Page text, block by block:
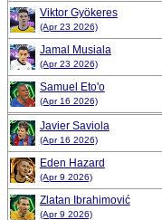
Viktor Gyökeres
(Apr 23 2026)
Jamal Musiala
(Apr 23 2026)
Samuel Eto'o
(Apr 16 2026)
Javier Saviola
(Apr 16 2026)
Eden Hazard
(Apr 9 2026)
Zlatan Ibrahimović
(Apr 9 2026)